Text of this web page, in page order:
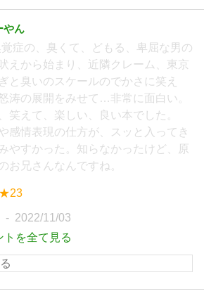
やん
症の、臭くて、どもる、卑屈な男の
えから始まり、近隣クレーム、東京
と臭いのスケールのでかさに笑え
涛の展開をみせて…非常に面白い。
笑えて、楽しい、良い本でした。
感情表現の仕方が、スッと入ってき
やすかった。知らなかったけど、原
お兄さんなんですね。
★23
2022/11/03
トを全て見る